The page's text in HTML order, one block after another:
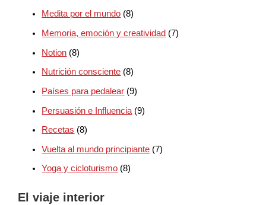
Medita por el mundo (8)
Memoria, emoción y creatividad (7)
Notion (8)
Nutrición consciente (8)
Países para pedalear (9)
Persuasión e Influencia (9)
Recetas (8)
Vuelta al mundo principiante (7)
Yoga y cicloturismo (8)
El viaje interior